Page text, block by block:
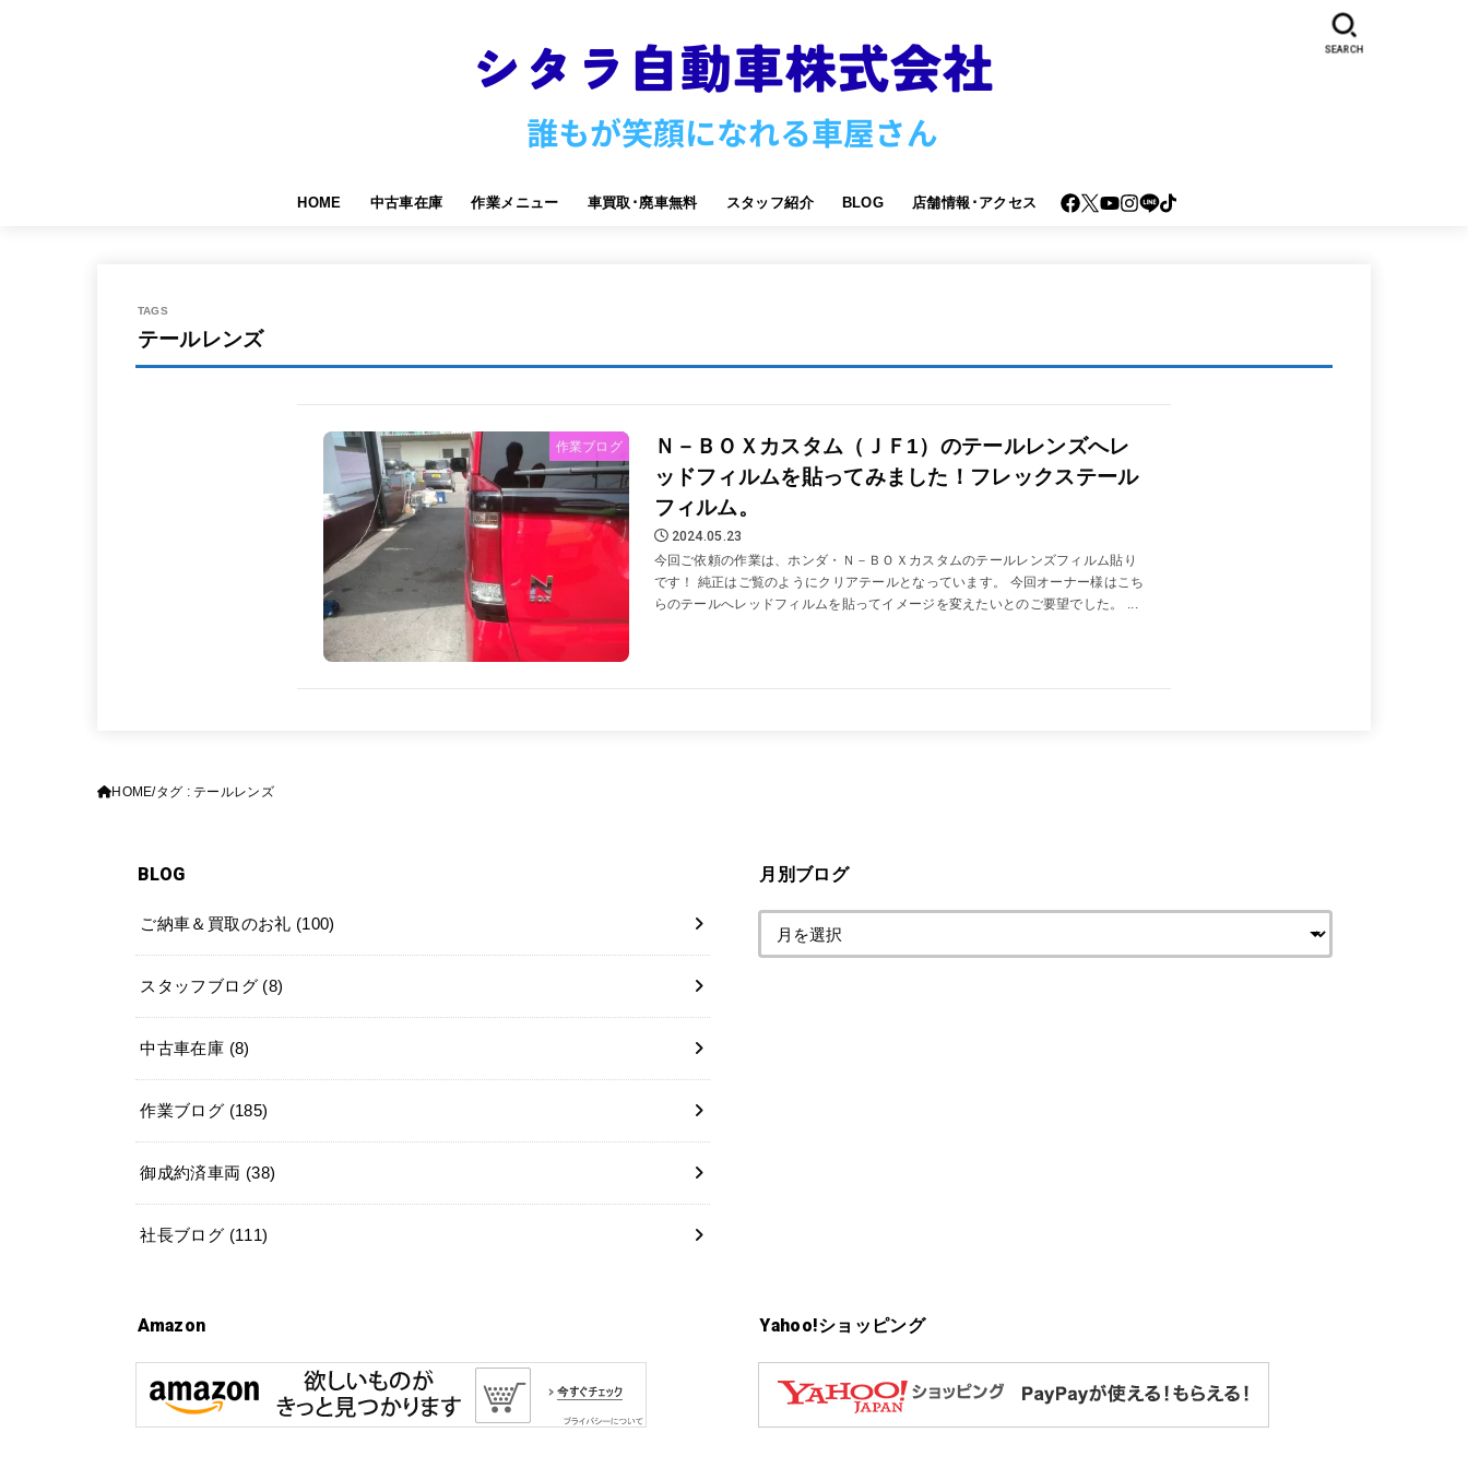
HOME 中古車在庫 作業メニュー 車買取･廃車無料 スタッフ紹介 BLOG 店舗情報･アクセス
SEARCH
テールレンズ
作業ブログ
Ｎ－ＢＯＸカスタム（ＪＦ1）のテールレンズへレ
ッドフィルムを貼ってみました！フレックステール
フィルム。
2024.05.23
今回ご依頼の作業は、ホンダ・Ｎ－ＢＯＸカスタムのテールレンズフィルム貼り
です！ 純正はご覧のようにクリアテールとなっています。 今回オーナー様はこち
らのテールへレッドフィルムを貼ってイメージを変えたいとのご要望でした。 ...
HOME タグ : テールレンズ
BLOG
ご納車＆買取のお礼 (100)
スタッフブログ (8)
中古車在庫 (8)
作業ブログ (185)
御成約済車両 (38)
社長ブログ (111)
月別ブログ
Amazon Yahoo!ショッピング